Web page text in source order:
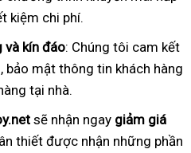
kiệm chi phí.
và kín đáo: Chúng tôi cam kết
bảo mật thông tin khách hàng
tại nhà.
sẽ nhận ngay giảm giá
thiết được nhận những phần